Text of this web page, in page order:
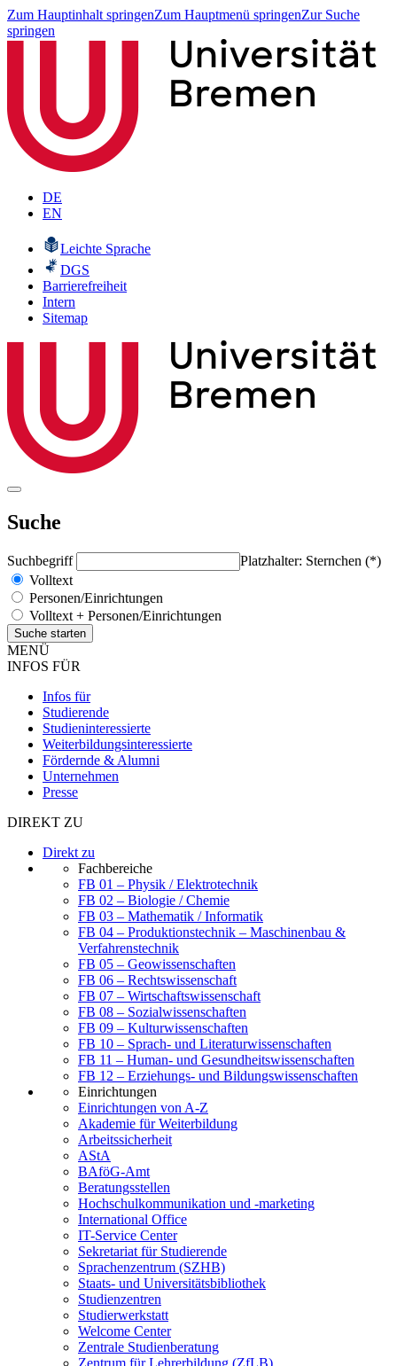
Zum Hauptinhalt springenZum Hauptmenü springenZur Suche
springen
DE
EN
Leichte Sprache
DGS
Barrierefreiheit
Intern
Sitemap
Suche
Suchbegriff
Platzhalter: Sternchen (*)
Volltext
Personen/Einrichtungen
Volltext + Personen/Einrichtungen
MENÜ
INFOS FÜR
Infos für
Studierende
Studieninteressierte
Weiterbildungsinteressierte
Fördernde & Alumni
Unternehmen
Presse
DIREKT ZU
Direkt zu
Fachbereiche
FB 01 – Physik / Elektrotechnik
FB 02 – Biologie / Chemie
FB 03 – Mathematik / Informatik
FB 04 – Produktionstechnik – Maschinenbau &
Verfahrenstechnik
FB 05 – Geowissenschaften
FB 06 – Rechtswissenschaft
FB 07 – Wirtschaftswissenschaft
FB 08 – Sozialwissenschaften
FB 09 – Kulturwissenschaften
FB 10 – Sprach- und Literaturwissenschaften
FB 11 – Human- und Gesundheitswissenschaften
FB 12 – Erziehungs- und Bildungswissenschaften
Einrichtungen
Einrichtungen von A-Z
Akademie für Weiterbildung
Arbeitssicherheit
AStA
BAföG-Amt
Beratungsstellen
Hochschulkommunikation und -marketing
International Office
IT-Service Center
Sekretariat für Studierende
Sprachenzentrum (SZHB)
Staats- und Universitätsbibliothek
Studienzentren
Studierwerkstatt
Welcome Center
Zentrale Studienberatung
Zentrum für Lehrerbildung (ZfLB)